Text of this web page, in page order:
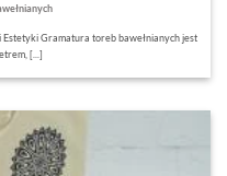
Estetyki Gramatura toreb bawełnianych jest
[...]